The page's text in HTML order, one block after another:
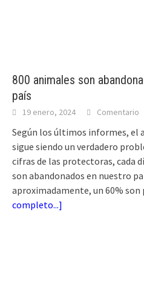
800 animales son
país
19 enero, 2024 Comentario
Según los últimos informes, el
sigue siendo un verdadero
cifras de las protectoras, cada
son abandonados en nuestro
aproximadamente, un 60% son
completo...]